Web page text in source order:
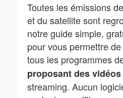
Toutes les émissions
et du satellite sont
notre guide simple,
pour vous permettre
tous les programmes
proposant des
streaming. Aucun